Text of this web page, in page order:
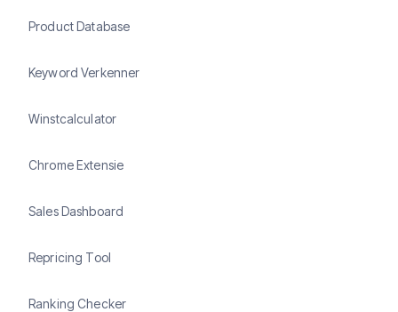
Product Database
Keyword Verkenner
Winstcalculator
Chrome Extensie
Sales Dashboard
Repricing Tool
Ranking Checker